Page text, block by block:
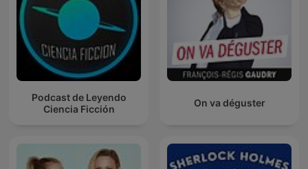
On va déguster
Podcast de Leyendo
Ciencia Ficción